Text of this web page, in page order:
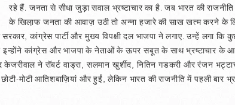
रहे हैं. जनता से सीधा जुड़ा सवाल भ्रष्टाचार का है. जब भारत की
के खिला़फ जनता की आवाज़ उठी तो अन्ना हजारे की साख खत्म करने के
सरकार, कांग्रेस पार्टी और मुख्य विपक्षी दल भाजपा ने लगाए. उन्हें लगा
कांग्रेस और भाजपा के नेताओं के ऊपर सबूत के साथ भ्रष्टाचार के
ने रॉबर्ट वाड्रा, सलमान खुर्शीद, नितिन गडकरी और रंजन
मोटी आतिशबाज़ियां और हुईं, लेकिन भारत की राजनीति में पहली बार